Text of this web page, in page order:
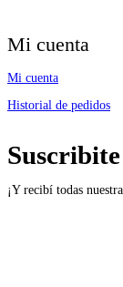
Mi cuenta
Mi cuenta
Historial de pedidos
¡Y recibí todas